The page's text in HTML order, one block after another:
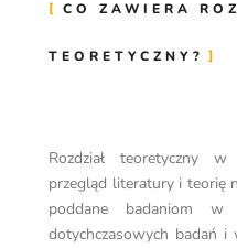
CO ZAWIERA
TEORETYCZNY?
Rozdział teoretyczny
przegląd literatury i teorię
poddane badaniom
dotychczasowych badań